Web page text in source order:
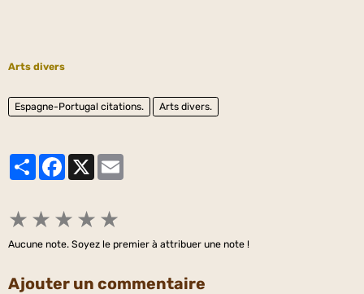
Arts divers
Espagne-Portugal citations. Arts divers.
PartagerFacebook
★ ★ ★ ★ ★
Aucune note. Soyez le premier à attribuer une note !
Ajouter un commentaire